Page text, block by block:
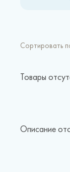
Сортировать
Товары
Описание